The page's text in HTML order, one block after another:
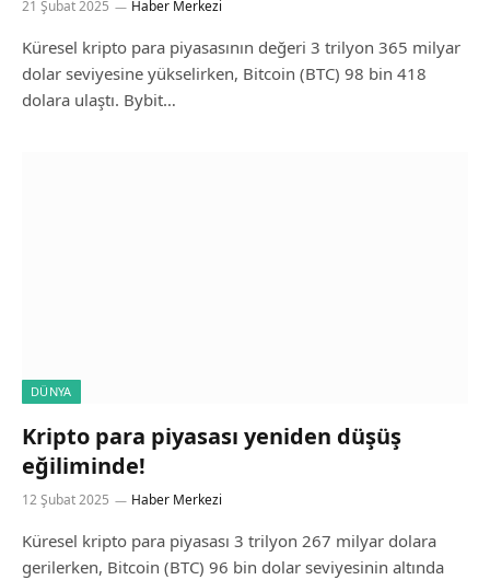
21 Şubat 2025 Haber Merkezi
Küresel kripto para piyasasının değeri 3 trilyon 365 milyar
dolar seviyesine yükselirken, Bitcoin (BTC) 98 bin 418
dolara ulaştı. Bybit…
DÜNYA
Kripto para piyasası yeniden düşüş
eğiliminde!
12 Şubat 2025 Haber Merkezi
Küresel kripto para piyasası 3 trilyon 267 milyar dolara
gerilerken, Bitcoin (BTC) 96 bin dolar seviyesinin altında